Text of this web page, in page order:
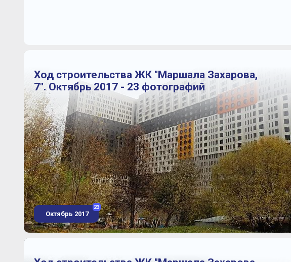
Ход строительства ЖК "Маршала Захарова,
7". Октябрь 2017 - 23 фотографий
Октябрь 2017
23